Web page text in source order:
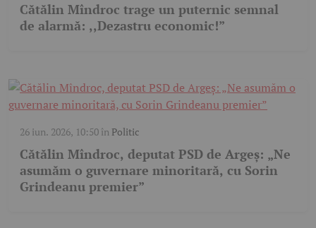
Cătălin Mîndroc trage un puternic semnal
de alarmă: ,,Dezastru economic!”
26 iun. 2026, 10:50 în Politic
Cătălin Mîndroc, deputat PSD de Argeș: „Ne
asumăm o guvernare minoritară, cu Sorin
Grindeanu premier”